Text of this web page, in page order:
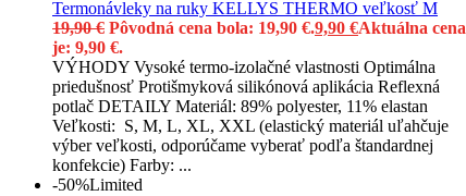
Termonávleky na ruky KELLYS THERMO veľkosť M
19,90€ Pôvodná cena bola: 19,90 €.9,90 €Aktuálna cena
je: 9,90 €.
VÝHODY Vysoké termo-izolačné vlastnosti Optimálna
priedušnosť Protišmyková silikónová aplikácia Reflexná
potlač DETAILY Materiál: 89% polyester, 11% elastan
Veľkosti: S, M, L, XL, XXL (elastický materiál uľahčuje
výber veľkosti, odporúčame vyberať podľa štandardnej
konfekcie) Farby: ...
-50%Limited